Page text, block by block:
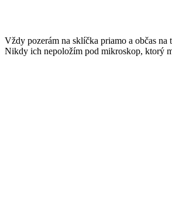
Vždy pozerám na sklíčka priamo a občas na
Nikdy ich nepoložím pod mikroskop, ktorý